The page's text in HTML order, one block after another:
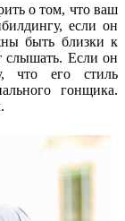
о том, что ваш
если он
быть близки к
слышать. Если он
что его стиль
гонщика.